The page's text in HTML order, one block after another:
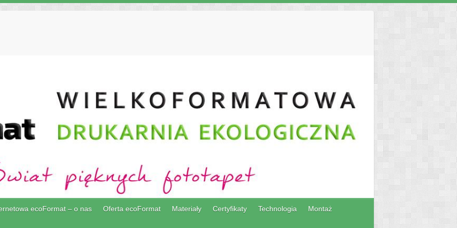
ecoFormat – o nas Oferta ecoFormat Materiały Certyfikaty Technologia Montaż